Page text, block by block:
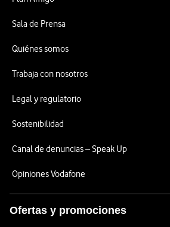
Sala de Prensa
Quiénes somos
Trabaja con nosotros
Legal y regulatorio
Sostenibilidad
Canal de denuncias – Speak Up
Opiniones Vodafone
Ofertas y promociones